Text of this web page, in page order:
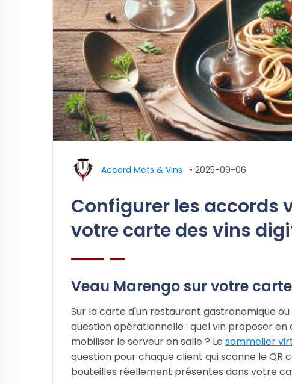
Accord Mets & Vins • 2025-09-06
Configurer les accords
votre carte des vins
Veau Marengo sur votre
Sur la carte d'un restaurant gastronomique
question opérationnelle : quel vin proposer
mobiliser le serveur en salle ? Le sommelier
question pour chaque client qui scanne le QR
bouteilles réellement présentes dans votre